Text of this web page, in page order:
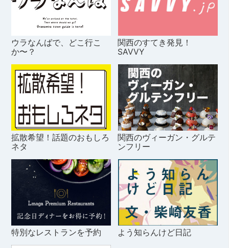
ウラなんばで、どこ行こ
か〜？
関西のすてき発見！
SAVVY
拡散希望！話題のおもしろ
ネタ
関西のヴィーガン・グルテ
ンフリー
特別なレストランを予約 よう知らんけど日記